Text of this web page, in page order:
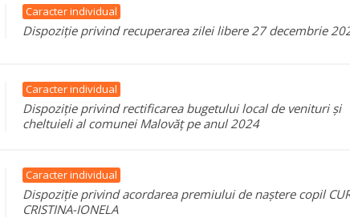
Caracter individual
Dispoziție privind recuperarea zilei libere 27 decembrie
Caracter individual
Dispoziție privind rectificarea bugetului local de venituri și
cheltuieli al comunei Malovăț pe anul 2024
Caracter individual
Dispoziție privind acordarea premiului de naștere copil
CRISTINA-IONELA